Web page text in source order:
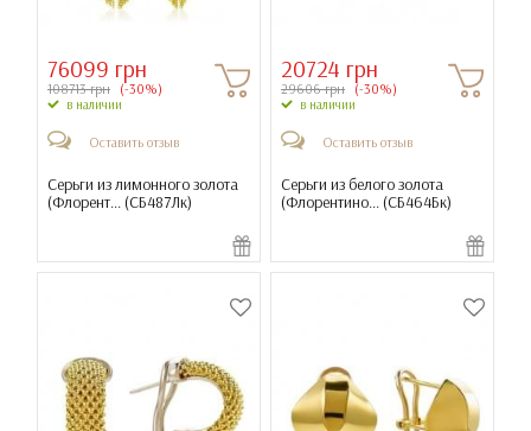
76099 грн
108713 грн (-30%)
в наличии
Оставить отзыв
Серьги из лимонного золота
(Флорент... (СБ487Лк)
20724 грн
29606 грн (-30%)
в наличии
Оставить отзыв
Серьги из белого золота
(Флорентино... (СБ464Бк)